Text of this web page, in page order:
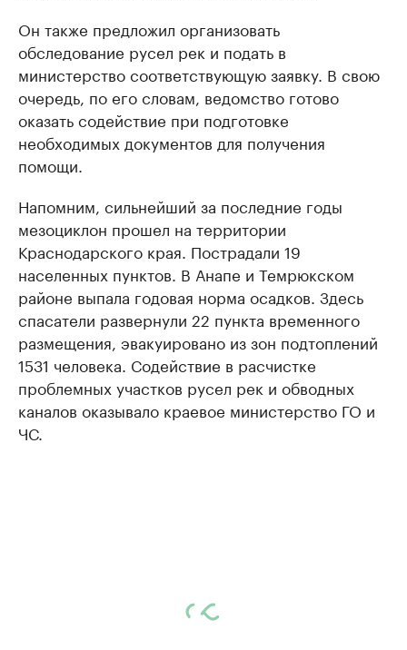
Он также предложил организовать
обследование русел рек и подать в
министерство соответствующую заявку. В свою
очередь, по его словам, ведомство готово
оказать содействие при подготовке
необходимых документов для получения
помощи.
Напомним, сильнейший за последние годы
мезоциклон прошел на территории
Краснодарского края. Пострадали 19
населенных пунктов. В Анапе и Темрюкском
районе выпала годовая норма осадков. Здесь
спасатели развернули 22 пункта временного
размещения, эвакуировано из зон подтоплений
1531 человека. Содействие в расчистке
проблемных участков русел рек и обводных
каналов оказывало краевое министерство ГО и
ЧС.